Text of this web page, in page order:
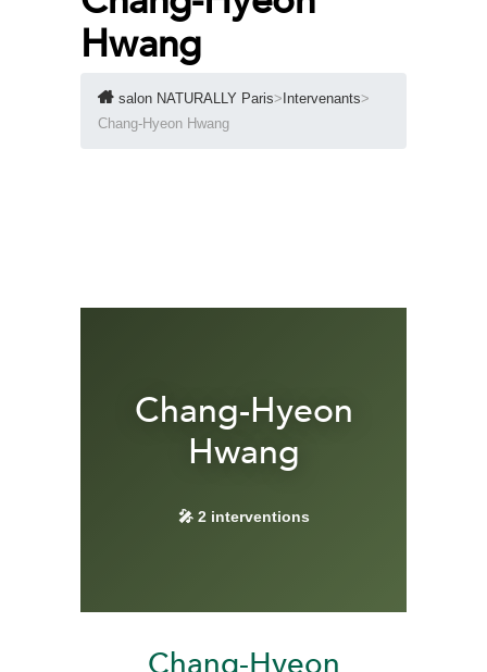
Hwang
salon NATURALLY Paris> Intervenants>
Chang-Hyeon Hwang
Chang-Hyeon
Hwang
🎤 2 interventions